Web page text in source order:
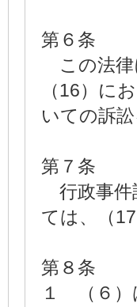
第６条
この法律
（16）に
いての訴訟
第７条
行政事件
ては、（
第８条
１ （６）